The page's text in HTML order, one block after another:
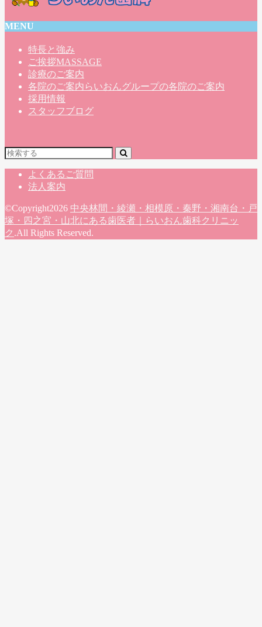
MENU
特長と強み
ご挨拶MASSAGE
診療のご案内
各院のご案内 らいおんグループの各院のご案内
採用情報
スタッフブログ
よくあるご質問
法人案内
©Copyright2026 中央林間・綾瀬・相模原・秦野・湘南台・戸
塚・四之宮・山北にある歯医者｜らいおん歯科クリニッ
ク .All Rights Reserved.